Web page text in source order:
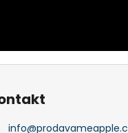
info@